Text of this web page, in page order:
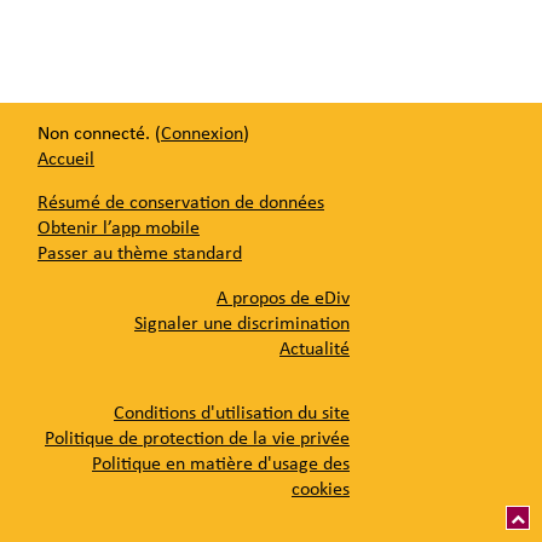
Non connecté. (Connexion)
Accueil
Résumé de conservation de données
Obtenir l’app mobile
Passer au thème standard
A propos de eDiv
Signaler une discrimination
Actualité
Conditions d'utilisation du site
Politique de protection de la vie privée
Politique en matière d'usage des
cookies